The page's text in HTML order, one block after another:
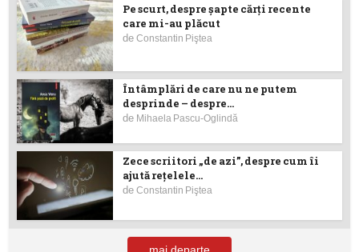
Pe scurt, despre şapte cărţi recente
care mi-au plăcut
deConstantin Piştea
Întâmplări de care nu ne putem
desprinde – despre...
de Mihaela Pascu-Oglindă
Zece scriitori „de azi”, despre cum îi
ajută reţelele...
deConstantin Piştea
mai departe